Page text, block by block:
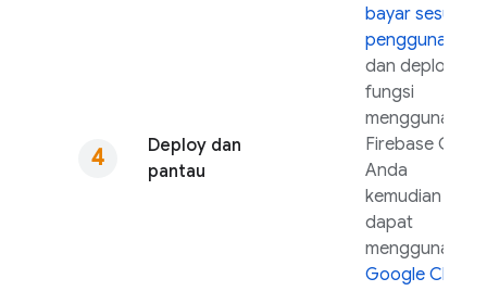
Deploy dan
pantau
bayar sesuai
penggunaan
dan deploy
fungsi
menggunakan
Firebase CLI.
Anda
kemudian
dapat
menggunakan
Google Cloud